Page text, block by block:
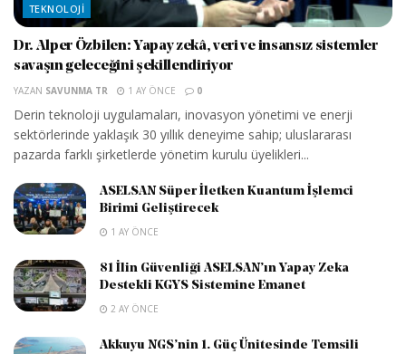
TEKNOLOJI
Dr. Alper Özbilen: Yapay zekâ, veri ve insansız sistemler
savaşın geleceğini şekillendiriyor
YAZAN SAVUNMA TR 1 AY ÖNCE 0
Derin teknoloji uygulamaları, inovasyon yönetimi ve enerji
sektörlerinde yaklaşık 30 yıllık deneyime sahip; uluslararası
pazarda farklı şirketlerde yönetim kurulu üyelikleri...
ASELSAN Süper İletken Kuantum İşlemci
Birimi Geliştirecek
1 AY ÖNCE
81 İlin Güvenliği ASELSAN’ın Yapay Zeka
Destekli KGYS Sistemine Emanet
2 AY ÖNCE
Akkuyu NGS’nin 1. Güç Ünitesinde Temsili